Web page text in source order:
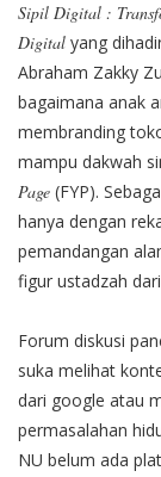
Sipil Digital :
Digital yang
Abraham Zakky
bagaimana anak
membranding
mampu dakwah
Page (FYP).
hanya dengan
pemandangan
figur ustadzah
Forum diskusi
suka melihat
dari google atau
permasalahan
NU belum ada